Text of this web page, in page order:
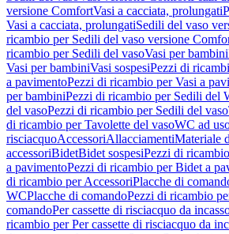
versione ComfortVasi a cacciata, prolungati
Vasi a cacciata, prolungatiSedili del vaso
ricambio per Sedili del vaso versione
ricambio per Sedili del vasoVasi per bambini
Vasi per bambiniVasi sospesiPezzi di
a pavimentoPezzi di ricambio per Vasi a
per bambiniPezzi di ricambio per Sedili del
del vasoPezzi di ricambio per Sedili del vaso
di ricambio per Tavolette del vasoWC ad
risciacquoAccessoriAllacciamentiMateriale
accessoriBidetBidet sospesiPezzi di
a pavimentoPezzi di ricambio per Bidet a
di ricambio per AccessoriPlacche di
WCPlacche di comandoPezzi di ricambio
comandoPer cassette di risciacquo da
ricambio per Per cassette di risciacquo da